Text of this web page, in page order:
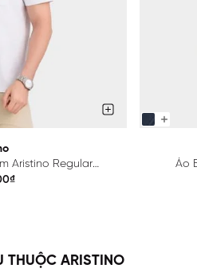
Aristino Regular
Áo
THUỘC ARISTINO